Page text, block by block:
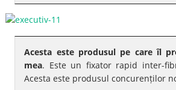
Acesta este produsul pe care îl
mea. Este un fixator rapid inter-
Acesta este produsul concurenților